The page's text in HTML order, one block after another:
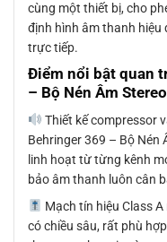
cùng một thiết bị, cho
định hình âm thanh hiệu
trực tiếp.
Điểm nổi bật quan
– Bộ Nén Âm
Thiết kế compressor
Behringer 369 – Bộ Nén
linh hoạt từ từng kênh
bảo âm thanh luôn cân
Mạch tín hiệu Class
có chiều sâu, rất phù